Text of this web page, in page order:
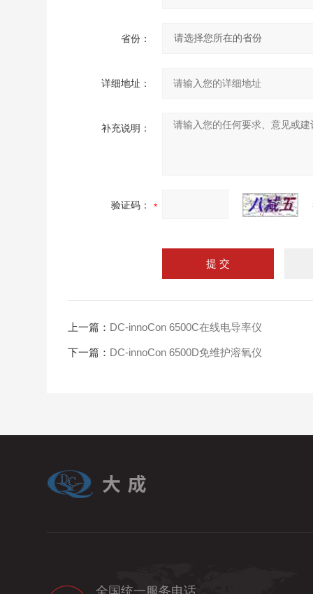
省份：
详细地址：
补充说明：
验证码：
上一篇： DC-innoCon 6500C在线电导率仪
下一篇： DC-innoCon 6500D免维护溶氧仪
全国统一服务电话